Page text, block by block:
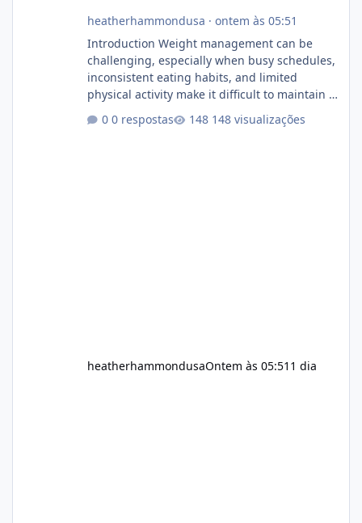
heatherhammondusa · ontem às 05:51
Introduction Weight management can be
challenging, especially when busy schedules,
inconsistent eating habits, and limited
physical activity make it difficult to maintain a
healthy routine. As a result, many people look
for dietary supplements that may
0 respostas 148 visualizações
heatherhammondusaOntem às 05:51 1 dia